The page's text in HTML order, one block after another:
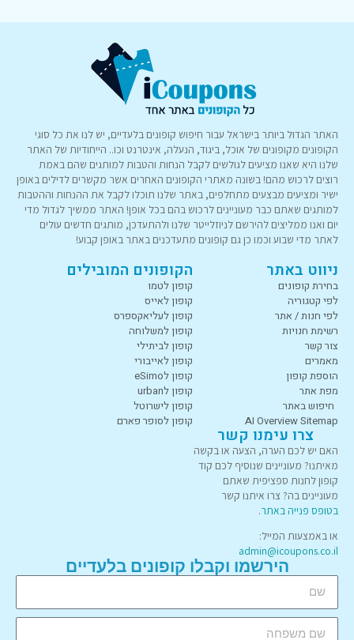
האתר הגדול ביותר בישראל עבור חיפוש קופונים בלעדיים, יש לנו את כל סוגי
הקופונים מקופונים של אוכל, ביגוד, הנעלה, אינטרנט וכו.. הייחודיות של האתר
שלנו היא שאנו מציעים לגולשים לקבל הנחות והטבות למותגים שהם באמת
רוצים לרכוש מהם! בשונה מאתרי הקופונים האחרים אשר מקשרים לדילים באופן
ישיר ומציעים מבצעים מתחלפים, באתר שלנו תוכלו לקבל את ההנחות וההטבות
למותגים שאתם כבר מעוניינים לרכוש בהם בכל אופן! האתר ממשיך לגדול מדי
יום ואנו ממליצים להירשם לניוזלייטר שלנו ולהתעדכן, מותגים חדשים עולים
לאתר מדי שבוע וכמו כן גם קופונים מתעדכנים באתר באופן קבוע!
ניווט באתר
בחירת קופונים
לפי קטגוריה
לפי חנות / אתר
רשימת חנויות
צור קשר
מאמרים
הוספת קופון
מפת אתר
חיפוש באתר
AI Overview Sitemap
הקופונים המובילים
קופון לטמו
קופון לאייס
קופון לעליאקספרס
קופון למשלוחה
קופון לביתילי
קופון לאייבורי
קופון לeSimo
קופון לurban
קופון לישרוטל
קופון לסופר פארם
צרו עימנו קשר
האם יש לכם הערה, הצעה או בקשה
מאיתנו? מעוניינים שנוסיף לכם קוד
קופון לחנות ספציפית שאתם
מעוניינים בה? צרו איתנו קשר
בטופס פנייה באתר.
או באמצעות המייל:
admin@icoupons.co.il
הירשמו וקבלו קופונים בלעדיים